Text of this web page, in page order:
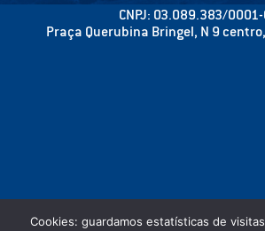
CNPJ: 03.089.383/
Praça Querubina Bringel, N 9
Cookies: guardamos estatísticas de